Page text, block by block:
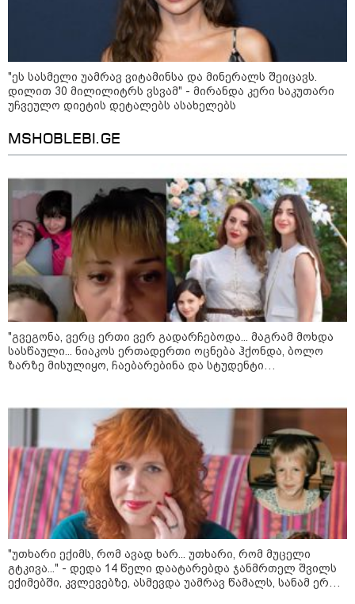
ირანის უსაფრთხოების
სამსახურის ხელმძღვანელი
ტარიელ კაკაბაძე - ნატა
ვიბლიანის საქმეზე საზოგადოება
უახლოეს დღეებში გაიგებს
სიახლეს, დაიდება პირველი
მნიშვნელოვანი შედეგი და
ოფიციალურად ცნობენ
დაზარალებულად
ყვარელში თვითნებურად
მოწყობილ ავტორბოლაზე
არასრულწლოვნის დაღუპვის
საქმეზე ორ პირს ბრალი
წარედგინა
პროკურატურამ 2024 წელს
ფაქტზე სამ პირს, მათ შორის ნიკა
მელიას თანმხლებ პირებს
ბრალდება წარუდგინა
მოზაიკა
"ეს სასმელი უამრავ ვიტამინსა და მინერალს შეიცავს.
დილით 30 მილილიტრს ვსვამ" - მირანდა კერი საკუთარი
უჩვეულო დიეტის დეტალებს ასახელებს
MSHOBLEBI.GE
"გვეგონა, ვერც ერთი ვერ გადარჩებოდა... მაგრამ მოხდა
სასწაული... ნიაკოს ერთადერთი ოცნება ჰქონდა, ბოლო
ზარზე მისულიყო, ჩაებარებინა და სტუდენტი
"უთხარი ექიმს, რომ ავად ხარ... უთხარი, რომ მუცელი
გტკივა..." - დედა 14 წელი დაატარებდა ჯანმრთელ შვილს
ექიმებში, კვლევებზე, ასმევდა უამრავ წამალს, სანამ ერთ